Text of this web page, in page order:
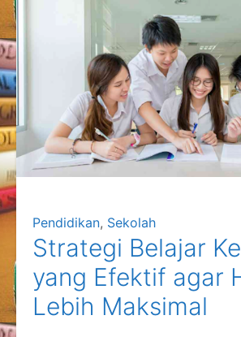
Pendidikan, Sekolah
Strategi Belajar
yang Efektif agar
Lebih Maksimal